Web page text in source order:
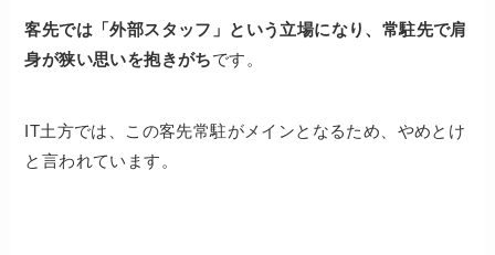
客先では「外部スタッフ」という立場になり、常駐先で肩
身が狭い思いを抱きがちです。
IT土方では、この客先常駐がメインとなるため、やめとけ
と言われています。